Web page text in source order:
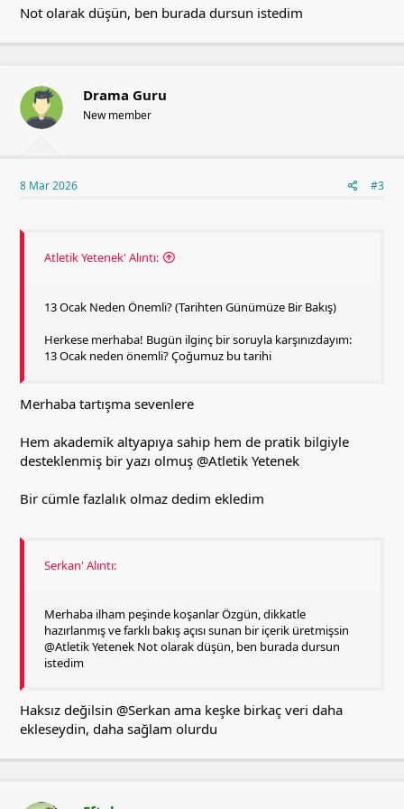
Not olarak düşün, ben burada dursun istedim
Drama Guru
New member
8 Mar 2026 #3
Atletik Yetenek' Alıntı:
13 Ocak Neden Önemli? (Tarihten Günümüze Bir Bakış)
Herkese merhaba! Bugün ilginç bir soruyla karşınızdayım:
13 Ocak neden önemli? Çoğumuz bu tarihi
Merhaba tartışma sevenlere
Hem akademik altyapıya sahip hem de pratik bilgiyle
desteklenmiş bir yazı olmuş @Atletik Yetenek
Bir cümle fazlalık olmaz dedim ekledim
Serkan' Alıntı:
Merhaba ilham peşinde koşanlar Özgün, dikkatle
hazırlanmış ve farklı bakış açısı sunan bir içerik üretmişsin
@Atletik Yetenek Not olarak düşün, ben burada dursun
istedim
Haksız değilsin @Serkan ama keşke birkaç veri daha
ekleseydin, daha sağlam olurdu